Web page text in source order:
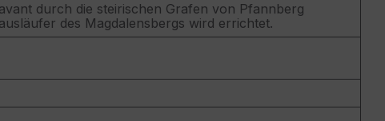
durch die steirischen Grafen von Pfannberg
des Magdalensbergs wird errichtet.